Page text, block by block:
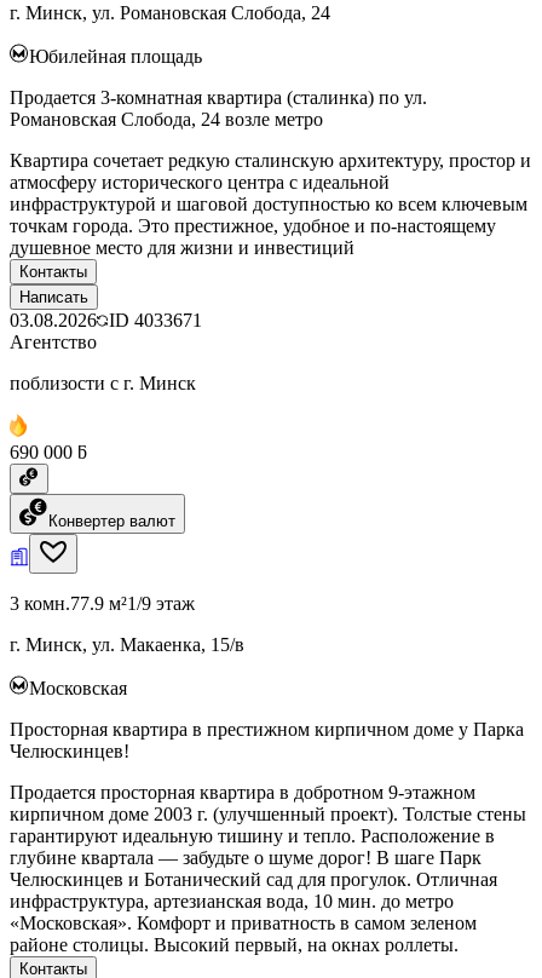
г. Минск, ул. Романовская Слобода, 24
Юбилейная площадь
Продается 3-комнатная квартира (сталинка) по ул.
Романовская Слобода, 24 возле метро
Квартира сочетает редкую сталинскую архитектуру, простор и
атмосферу исторического центра с идеальной
инфраструктурой и шаговой доступностью ко всем ключевым
точкам города. Это престижное, удобное и по‑настоящему
душевное место для жизни и инвестиций
Контакты
Написать
03.08.2026 ID 4033671
Агентство
поблизости с г. Минск
690 000 ƃ
Конвертер валют
3 комн.77.9 м²1/9 этаж
г. Минск, ул. Макаенка, 15/в
Московская
Просторная квартира в престижном кирпичном доме у Парка
Челюскинцев!
Продается просторная квартира в добротном 9-этажном
кирпичном доме 2003 г. (улучшенный проект). Толстые стены
гарантируют идеальную тишину и тепло. Расположение в
глубине квартала — забудьте о шуме дорог! В шаге Парк
Челюскинцев и Ботанический сад для прогулок. Отличная
инфраструктура, артезианская вода, 10 мин. до метро
«Московская». Комфорт и приватность в самом зеленом
районе столицы. Высокий первый, на окнах роллеты.
Контакты